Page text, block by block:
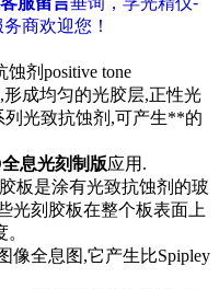
商欢迎您！
剂positive tone
形成均匀的光胶层,正性光
列光致抗蚀剂,可产生**的
全息光刻制版应用.
板是涂有光致抗蚀剂的玻
光刻胶板在整个板表面上
像全息图,它产生比Spipley